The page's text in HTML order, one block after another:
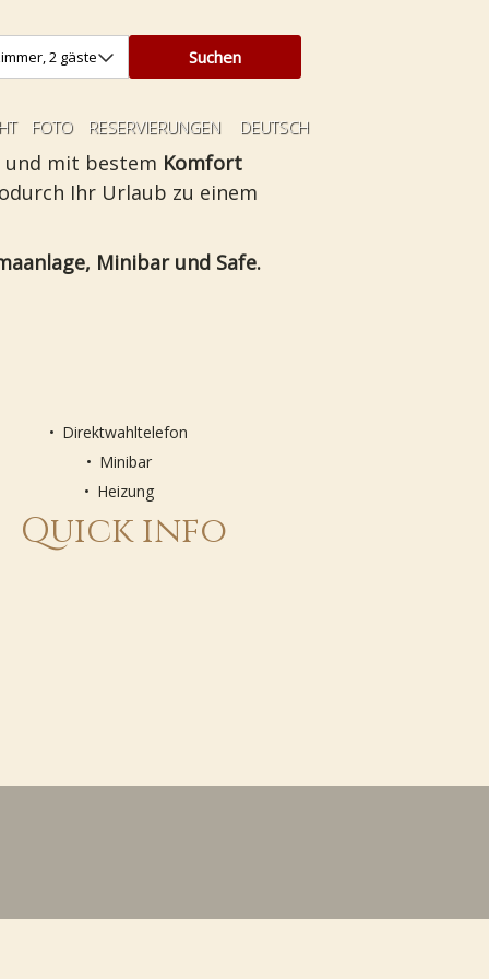
FOTO RESERVIERUNGEN DEUTSCH
und mit bestem Komfort
Ihr Urlaub zu einem
Minibar und Safe.
Direktwahltelefon
Minibar
Heizung
Quick info